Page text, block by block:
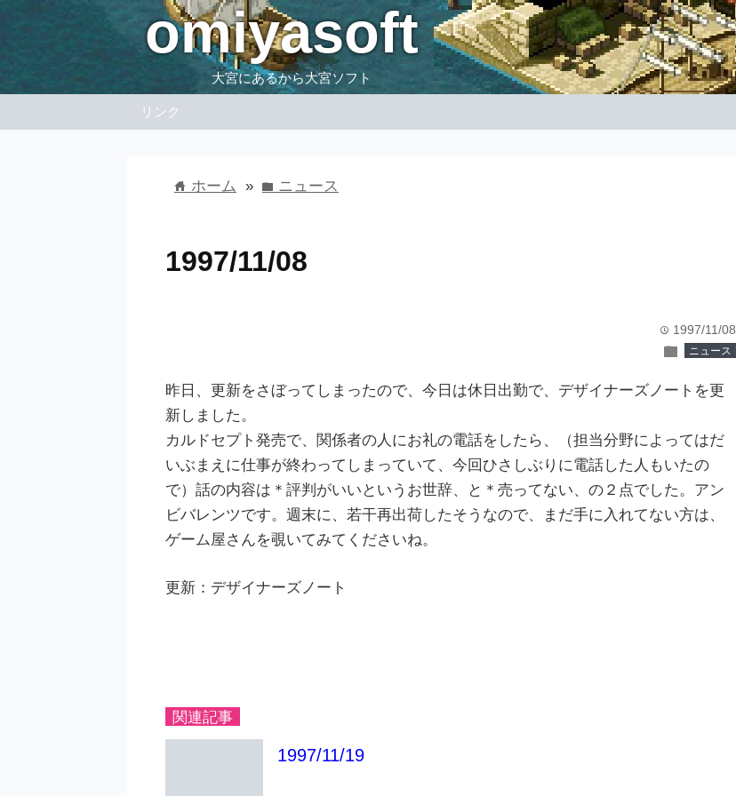
omiyasoft
大宮にあるから大宮ソフト
リンク
home ホーム » folder ニュース
1997/11/08
time 1997/11/08
folder ニュース
昨日、更新をさぼってしまったので、今日は休日出勤で、デザイナーズノートを更
新しました。
カルドセプト発売で、関係者の人にお礼の電話をしたら、（担当分野によってはだ
いぶまえに仕事が終わってしまっていて、今回ひさしぶりに電話した人もいたの
で）話の内容は＊評判がいいというお世辞、と＊売ってない、の２点でした。アン
ビバレンツです。週末に、若干再出荷したそうなので、まだ手に入れてない方は、
ゲーム屋さんを覗いてみてくださいね。
更新：デザイナーズノート
関連記事
1997/11/19